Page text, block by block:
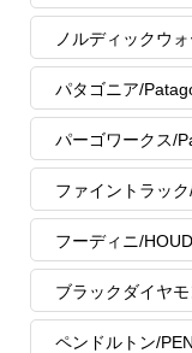
ノルディックウ
パタゴニア/
パーゴワークス/
ファイントラッ
フーディニ/
ブラックダイヤ
ペンドルトン/